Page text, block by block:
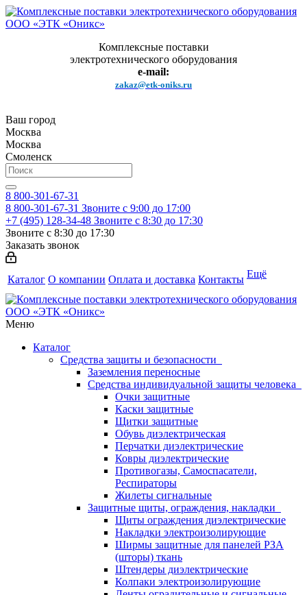
Комплексные поставки
электротехнического оборудования
e-mail:
zakaz@etk-oniks.ru
Ваш город
Москва
Москва
Смоленск
8 800-301-67-31
8 800-301-67-31 Звоните с 9:00 до 17:00
+7 (495) 128-34-48 Звоните с 8:30 до 17:30
Звоните с 8:30 до 17:30
Заказать звонок
Каталог О компании Оплата и доставка Контакты Ещё
Меню
Каталог
Средства защиты и безопасности
Заземления переносные
Средства индивидуальной защиты человека
Очки защитные
Каски защитные
Щитки защитные
Обувь диэлектрическая
Перчатки диэлектрические
Ковры диэлектрические
Противогазы, Самоспасатели,
Респираторы
Жилеты сигнальные
Защитные щиты, ограждения, накладки
Щиты ограждения диэлектрические
Накладки электроизолирующие
Ширмы защитные для панелей РЗА
(шторы) ткань
Штендеры диэлектрические
Колпаки электроизолирующие